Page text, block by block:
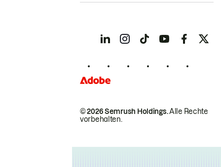
© 2026 Semrush Holdings.Alle Rechte
vorbehalten.